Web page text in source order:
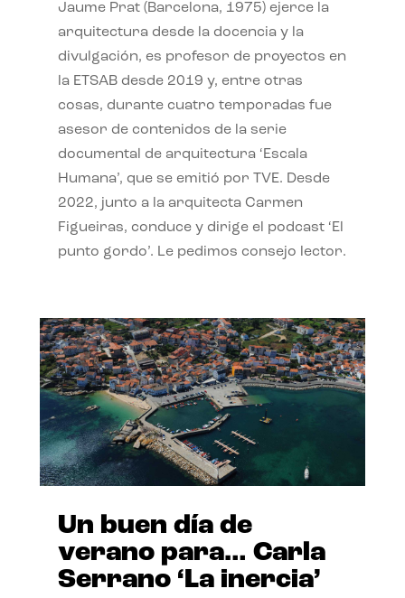
Jaume Prat (Barcelona, 1975) ejerce la
arquitectura desde la docencia y la
divulgación, es profesor de proyectos en
la ETSAB desde 2019 y, entre otras
cosas, durante cuatro temporadas fue
asesor de contenidos de la serie
documental de arquitectura ‘Escala
Humana’, que se emitió por TVE. Desde
2022, junto a la arquitecta Carmen
Figueiras, conduce y dirige el podcast ‘El
punto gordo’. Le pedimos consejo lector.
Un buen día de
verano para… Carla
Serrano ‘La inercia’